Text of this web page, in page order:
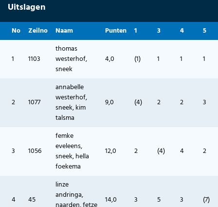
Uitslagen
No Zeilno Naam Punten 1 3 4 5
1 1103
thomas
westerhof,
sneek
4,0 (1) 1 1 1
2 1077
annabelle
westerhof,
sneek, kim
talsma
9,0 (4) 2 2 3
3 1056
femke
eveleens,
sneek, hella
foekema
12,0 2 (4) 4 2
4 45
linze
andringa,
14,0 3 5 3 (7)